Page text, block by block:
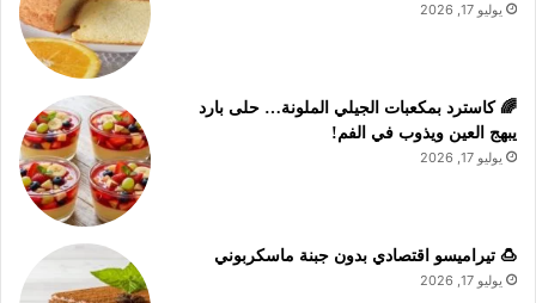
يوليو 17, 2026
🌈 كاسترد بمكعبات الجيلي الملونة… حلى بارد
يبهج العين ويذوب في الفم!
يوليو 17, 2026
🍮 تيراميسو اقتصادي بدون جبنة ماسكربوني
يوليو 17, 2026